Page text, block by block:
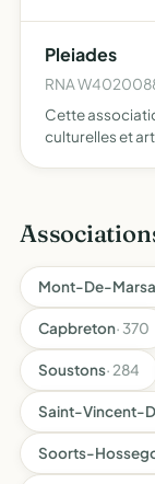
une…
Pleiades
RNA
Cette
culturelles et
Mont-De-
Capbreton· 370
Soustons· 284
Saint-Vincent-
Soorts-